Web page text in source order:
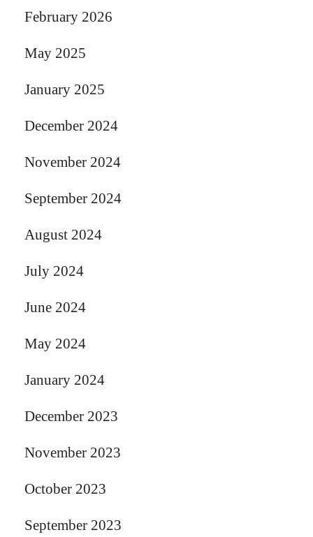
February 2026
May 2025
January 2025
December 2024
November 2024
September 2024
August 2024
July 2024
June 2024
May 2024
January 2024
December 2023
November 2023
October 2023
September 2023